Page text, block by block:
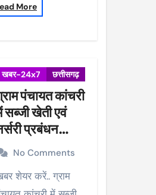
More
खबर-24x7 छत्तीसगढ़
पंचायत कांचरी
सब्जी खेती एवं
प्रबंधन
का शुभारंभ
No Comments